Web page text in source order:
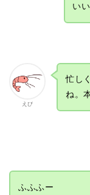
い
えび
忙し
ね。
ふふふー